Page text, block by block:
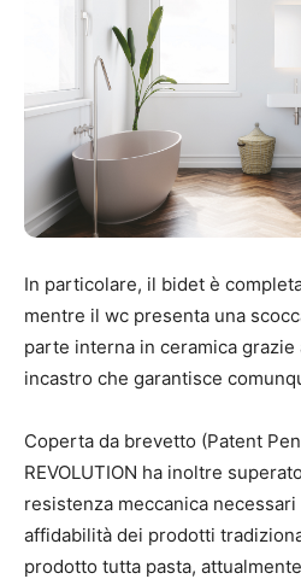
In particolare, il bidet è
mentre il wc presenta una
parte interna in ceramica
incastro che garantisce
Coperta da brevetto (Patent
REVOLUTION ha inoltre
resistenza meccanica
affidabilità dei prodotti
prodotto tutta pasta,